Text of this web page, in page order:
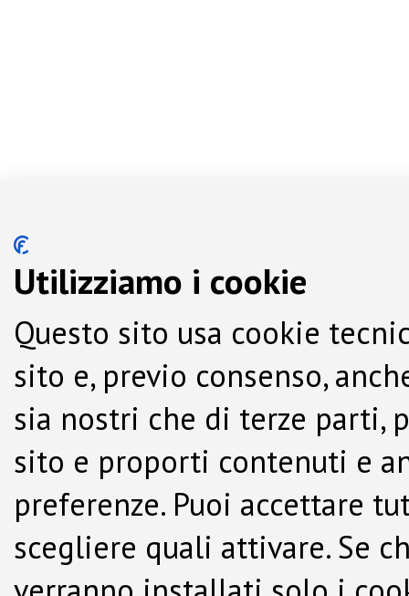
Utilizziamo i cookie
Questo sito usa cookie
sito e, previo consenso,
sia nostri che di terze parti,
sito e proporti contenuti e
preferenze. Puoi accettare
scegliere quali attivare. Se